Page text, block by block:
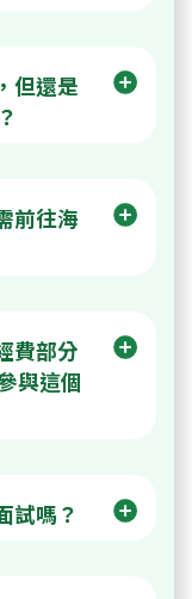
但還是
前往海
費部分
與這個
試嗎？